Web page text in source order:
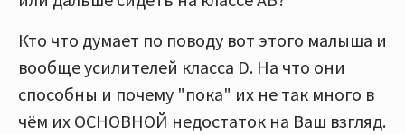
Кто что думает по поводу вот этого малыша и
вообще усилителей класса D. На что они
способны и почему "пока" их не так много в
чём их ОСНОВНОЙ недостаток на Ваш взгляд.